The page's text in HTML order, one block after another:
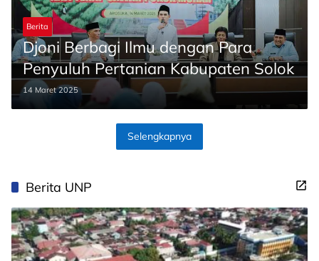
Berita
Djoni Berbagi Ilmu dengan Para
Penyuluh Pertanian Kabupaten Solok
14 Maret 2025
Selengkapnya
Berita UNP